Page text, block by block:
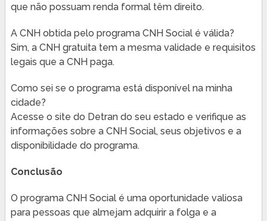
que não possuam renda formal têm direito.
A CNH obtida pelo programa CNH Social é válida?
Sim, a CNH gratuita tem a mesma validade e requisitos
legais que a CNH paga.
Como sei se o programa está disponível na minha
cidade?
Acesse o site do Detran do seu estado e verifique as
informações sobre a CNH Social, seus objetivos e a
disponibilidade do programa.
Conclusão
O programa CNH Social é uma oportunidade valiosa
para pessoas que almejam adquirir a folga e a